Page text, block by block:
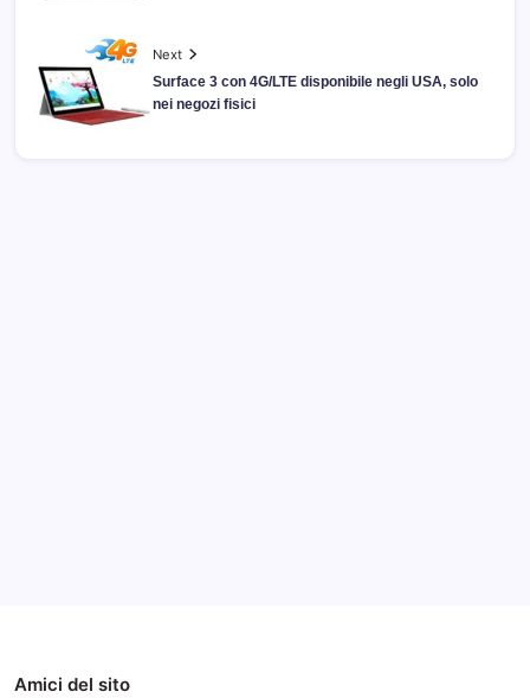
Next
Surface 3 con 4G/LTE disponibile negli USA, solo
nei negozi fisici
Amici del sito